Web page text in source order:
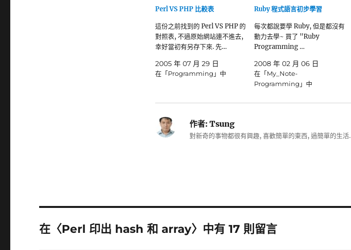
Perl VS PHP 比較表
這份之前找到的 Perl VS PHP 的
對照表, 不過原始網站連不進去,
幸好當初有另存下來. 先…
2005 年 07 月 29 日
在「Programming」中
Ruby 程式語言初步學習
每次都說要學 Ruby, 但是都沒有
動力去學~ 買了 "Ruby
Programming …
2008 年 02 月 06 日
在「My_Note-
Programming」中
作者:Tsung
對新奇的事物都很有興趣, 喜歡簡單的東西, 過簡單的生活.
在〈Perl 印出 hash 和 array〉中有 17 則留言